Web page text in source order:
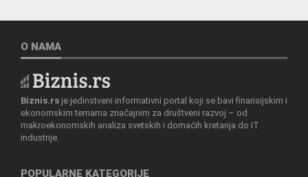
O NAMA
Biznis.rs je jedinstveni informativni portal koji se bavi finansijskim i
ekonomskim temama značajnim za društveni razvoj – od
makroekonomskih analiza svetskih i domaćih kretanja do IT
industrije.
POPULARNE KATEGORIJE